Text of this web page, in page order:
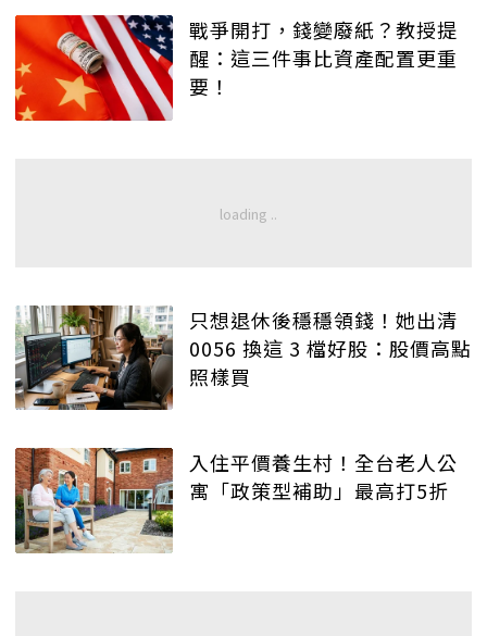
戰爭開打，錢變廢紙？教授提
醒：這三件事比資產配置更重
要！
只想退休後穩穩領錢！她出清
0056 換這 3 檔好股：股價高點
照樣買
入住平價養生村！全台老人公
寓「政策型補助」最高打5折